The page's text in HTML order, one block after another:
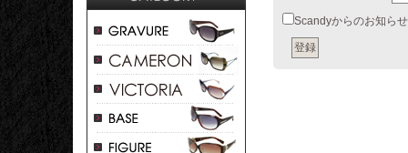
Scandyからのお知ら